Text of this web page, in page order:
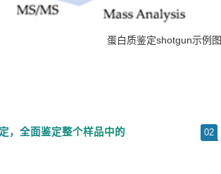
蛋白质鉴定shotgun示例图
，全面鉴定整个样品中的
02